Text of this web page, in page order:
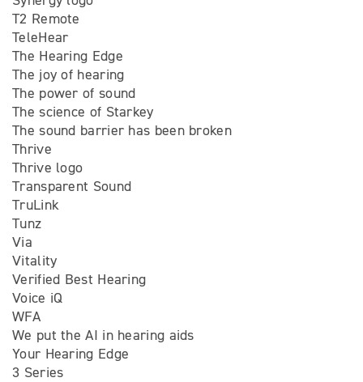
T2 Remote
TeleHear
The Hearing Edge
The joy of hearing
The power of sound
The science of Starkey
The sound barrier has been broken
Thrive
Thrive logo
Transparent Sound
TruLink
Tunz
Via
Vitality
Verified Best Hearing
Voice iQ
WFA
We put the AI in hearing aids
Your Hearing Edge
3 Series